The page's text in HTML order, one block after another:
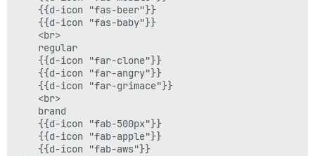
    {{d-icon "fas-beer"}}
    {{d-icon "fas-baby"}}
    <br>
    regular
    {{d-icon "far-clone"}}
    {{d-icon "far-angry"}}
    {{d-icon "far-grimace"}}
    <br>
    brand
    {{d-icon "fab-500px"}}
    {{d-icon "fab-apple"}}
    {{d-icon "fab-aws"}}